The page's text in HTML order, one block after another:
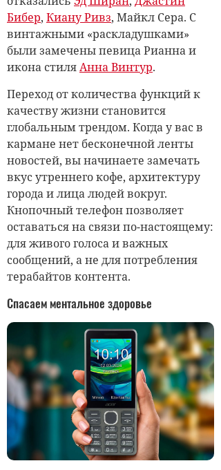
Бибер, Киану Ривз, Майкл Сера. С
винтажными «раскладушками»
были замечены певица Рианна и
икона стиляАнна Винтур.
Переход от количества функций к
качеству жизни становится
глобальным трендом. Когда у вас в
кармане нет бесконечной ленты
новостей, вы начинаете замечать
вкус утреннего кофе, архитектуру
города и лица людей вокруг.
Кнопочный телефон позволяет
оставаться на связи по-настоящему:
для живого голоса и важных
сообщений, а не для потребления
терабайтов контента.
Спасаем ментальное здоровье